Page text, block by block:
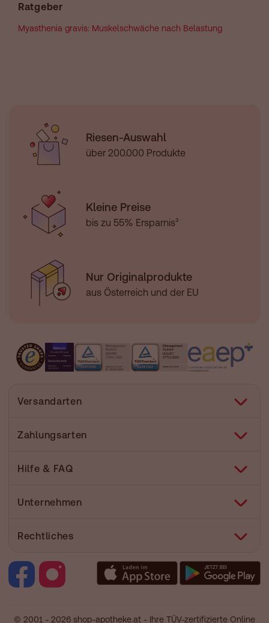
Ratgeber
Myasthenia gravis: Muskelschwäche nach Belastung
Riesen-Auswahl
über 200.000 Produkte
Kleine Preise
bis zu 55% Ersparnis³
Nur Originalprodukte
aus Österreich und der EU
Versandarten
Zahlungsarten
Hilfe & FAQ
Hilfe
Pharmakovigilanz
Unternehmen
Corporate Website
Jobs & Karriere
Rechtliches
Vertrag widerrufen
Nutzung und Haftung
© 2001 - 2026 shop-apotheke.at - Ihre TÜV-zertifizierte Online